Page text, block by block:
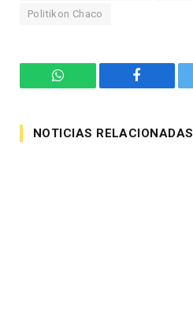
Politikon Chaco
WhatsApp Facebook
NOTICIAS RELACIONADAS